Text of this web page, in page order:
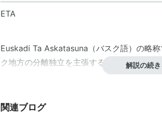
ETA
Euskadi Ta Askatasuna （バスク語）の略
ク地方の分離独立を主張する急進的な民族
スペインとフランスにまたがる地域であり
ク語は言語学的に周辺のインド・ヨーロッ
解説の続
関連ブログ